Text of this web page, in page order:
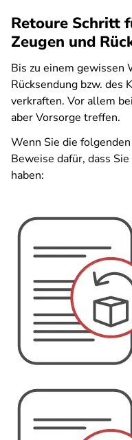
Retoure Schritt
Zeugen und
Bis zu einem gewissen
Rücksendung bzw. des
verkraften. Vor allem
aber Vorsorge treffen.
Wenn Sie die
Beweise dafür, dass
haben: